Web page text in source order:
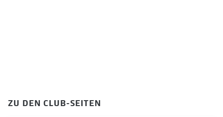
ZU DEN CLUB-SEITEN